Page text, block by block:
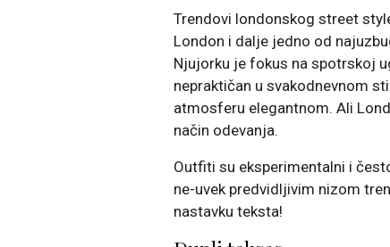
Trendovi londonskog street
London i dalje jedno od
Njujorku je fokus na spotrskoj
nepraktičan u svakodnevnom
atmosferu elegantnom. Ali
način odevanja.
Outfiti su eksperimentalni i
ne-uvek predvidljivim nizom
nastavku teksta!